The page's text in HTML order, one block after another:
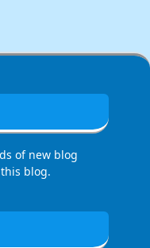
of new blog
blog.